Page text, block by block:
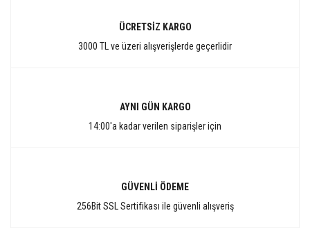
ÜCRETSİZ KARGO
3000 TL ve üzeri alışverişlerde geçerlidir
AYNI GÜN KARGO
14:00'a kadar verilen siparişler için
GÜVENLİ ÖDEME
256Bit SSL Sertifikası ile güvenli alışveriş